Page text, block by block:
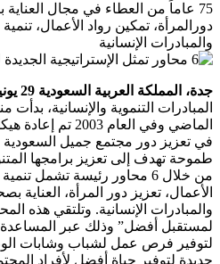
75 عاماً من العطاء في مجال
دورالمرأة، تمكين رواد الأعمال،
والمبادرات الإنسانية
جدة، المملكة العربية السعودية 29 يونيو 2021:
المبادرات التنموية والإنسانية، بدأت
الماضي وفي العام
في تعزيز دور مجتمع جميل السعودية
طموحة تهدف إلى تعزيز برامجها
من خلال 6 محاور رئيسة تشمل
الأعمال، تعزيز دور المرأة، العناية
والمبادرات الإنسانية. وتلتقي هذه
لمستقبل أفضل” وذلك عبر
لتوفير فرص عمل لشباب وشابات
جديدة لتوفير حياة أفضل لأفراد